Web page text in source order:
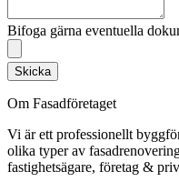
Bifoga gärna eventuella
Skicka
Om Fasadföretaget
Vi är ett professionellt
olika typer av
fastighetsägare, företag &